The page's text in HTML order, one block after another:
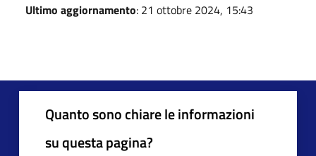
Ultimo aggiornamento: 21 ottobre 2024, 15:43
Quanto sono chiare le informazioni
su questa pagina?